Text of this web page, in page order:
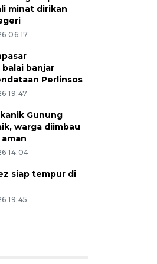
minat dirikan
06:17
banjar
Perlinsos
19:47
Gunung
warga diimbau
14:04
siap tempur di
19:45